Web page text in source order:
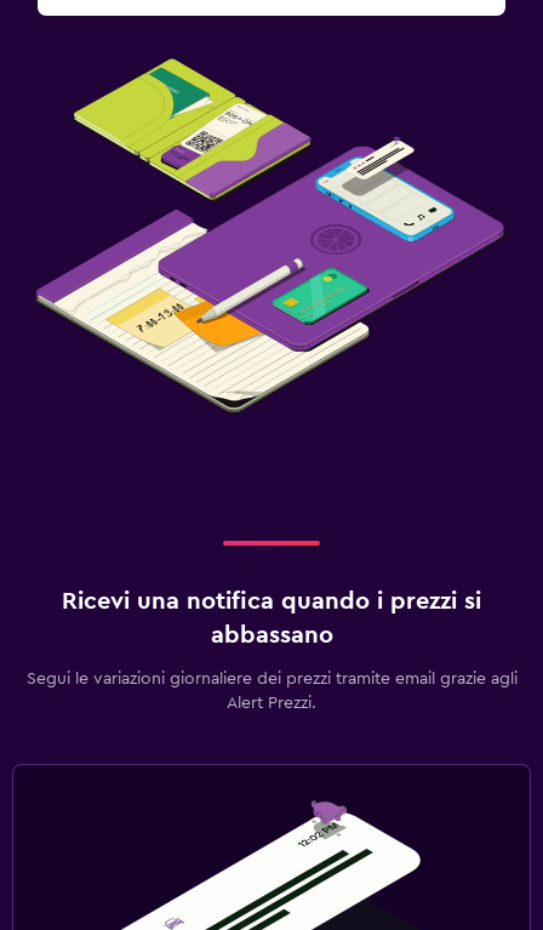
Ricevi una notifica quando i prezzi si
abbassano
Segui le variazioni giornaliere dei prezzi tramite email grazie agli
Alert Prezzi.